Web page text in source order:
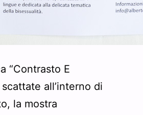
“Contrasto E
all’interno di
la mostra